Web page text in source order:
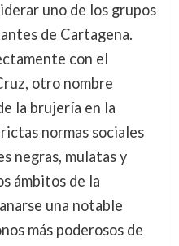
uno de los grupos
de Cartagena.
con el
otro nombre
la brujería en la
normas sociales
negras, mulatas y
ámbitos de la
una notable
más poderosos de